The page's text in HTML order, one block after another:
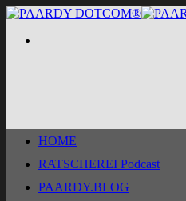
Zum
springen
HOME
RATSCHEREI Podcast
PAARDY.BLOG